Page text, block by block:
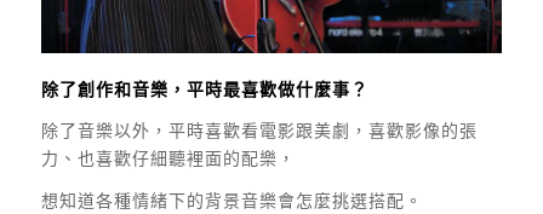
除了創作和音樂，平時最喜歡做什麼事？
除了音樂以外，平時喜歡看電影跟美劇，喜歡影像的張
力、也喜歡仔細聽裡面的配樂，
想知道各種情緒下的背景音樂會怎麼挑選搭配。